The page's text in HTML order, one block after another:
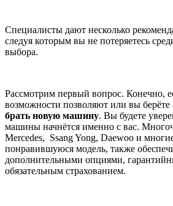
Специалисты дают несколько
следуя которым вы не потеряетесь
выбора.
Рассмотрим первый вопрос. Конечно,
возможности позволяют или вы берёте
брать новую машину. Вы будете
машины начнётся именно с вас.
Mercedes, Ssang Yong, Daewoo и
понравившуюся модель, также
дополнительными опциями,
обязательным страхованием.